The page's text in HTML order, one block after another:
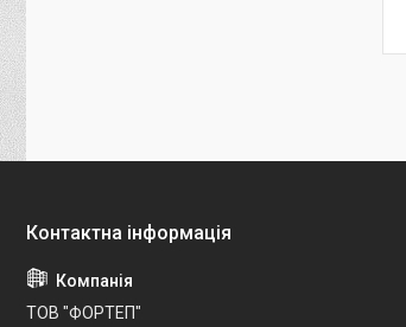
ТОВ "ФОРТЕП"